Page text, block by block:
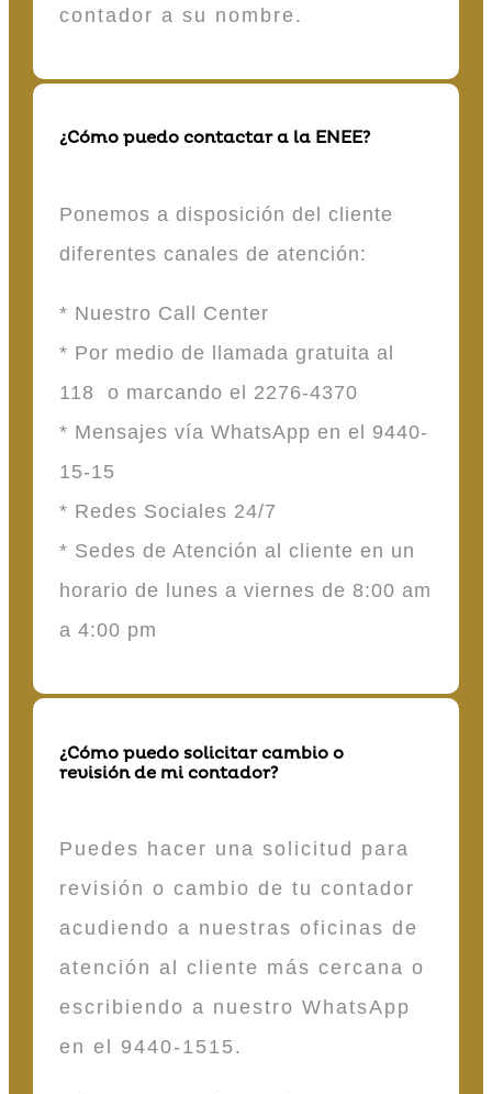
contador a su nombre.
¿Cómo puedo contactar a la ENEE?
Ponemos a disposición del cliente
diferentes canales de atención:
* Nuestro Call Center
* Por medio de llamada gratuita al
118 o marcando el 2276-4370
* Mensajes vía WhatsApp en el 9440-
15-15
* Redes Sociales 24/7
* Sedes de Atención al cliente en un
horario de lunes a viernes de 8:00 am
a 4:00 pm
¿Cómo puedo solicitar cambio o
revisión de mi contador?
Puedes hacer una solicitud para
revisión o cambio de tu contador
acudiendo a nuestras oficinas de
atención al cliente más cercana o
escribiendo a nuestro WhatsApp
en el 9440-1515.